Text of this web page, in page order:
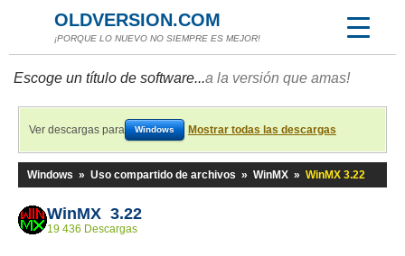
OLDVERSION.COM
¡PORQUE LO NUEVO NO SIEMPRE ES MEJOR!
Escoge un título de software...a la versión que amas!
Ver descargas para Windows Mostrar todas las descargas
Windows » Uso compartido de archivos » WinMX » WinMX 3.22
WinMX 3.22
19 436 Descargas